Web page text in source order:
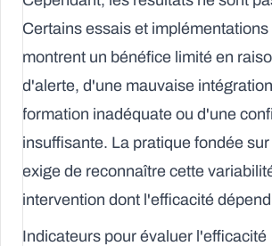
Certains essais et implémentations
montrent un bénéfice limité en
d'alerte, d'une mauvaise
formation inadéquate ou d'une
insuffisante. La pratique fondée
exige de reconnaître cette
intervention dont l'efficacité
Indicateurs pour évaluer l'efficacité